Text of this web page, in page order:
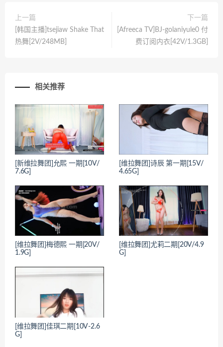
上一篇
[韩国主播]tsejiaw Shake That
热舞[2V/248MB]
下一篇
[Afreeca TV]BJ-golaniyule0 付
费订阅内衣[42V/1.3GB]
相关推荐
[新维拉舞团]允熙 一期[10V/
7.6G]
[维拉舞团]诗辰 第一期[15V/
4.65G]
[维拉舞团]梅德熙 一期[20V/
1.9G]
[维拉舞团]尤莉二期[20V/4.9
G]
[维拉舞团]佳琪二期[10V-2.6
G]